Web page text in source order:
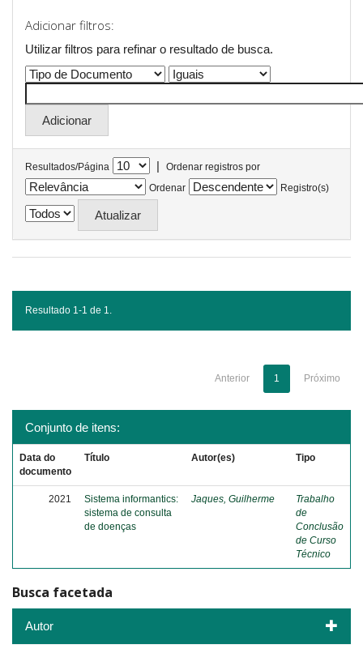
Adicionar filtros:
Utilizar filtros para refinar o resultado de busca.
Resultados/Página |
Ordenar registros por
Ordenar
Registro(s)
Resultado 1-1 de 1.
Anterior 1 Próximo
Conjunto de itens:
Data do
documento
Título Autor(es) Tipo
2021
Sistema informantics:
sistema de consulta
de doenças
Jaques, Guilherme
Trabalho
de
Conclusão
de Curso
Técnico
Busca facetada
Autor